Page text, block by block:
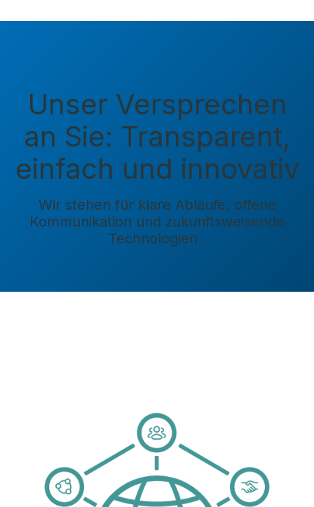
Unser Versprechen
an Sie: Transparent,
einfach und innovativ
Wir stehen für klare Abläufe, offene
Kommunikation und zukunftsweisende
Technologien.